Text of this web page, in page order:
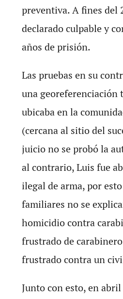
preventiva. A fines del
declarado culpable y
años de prisión.
Las pruebas en su
una georeferenciación
ubicaba en la
(cercana al sitio del
juicio no se probó la
al contrario, Luis fue
ilegal de arma, por
familiares no se
homicidio contra
frustrado de
frustrado contra un
Junto con esto, en